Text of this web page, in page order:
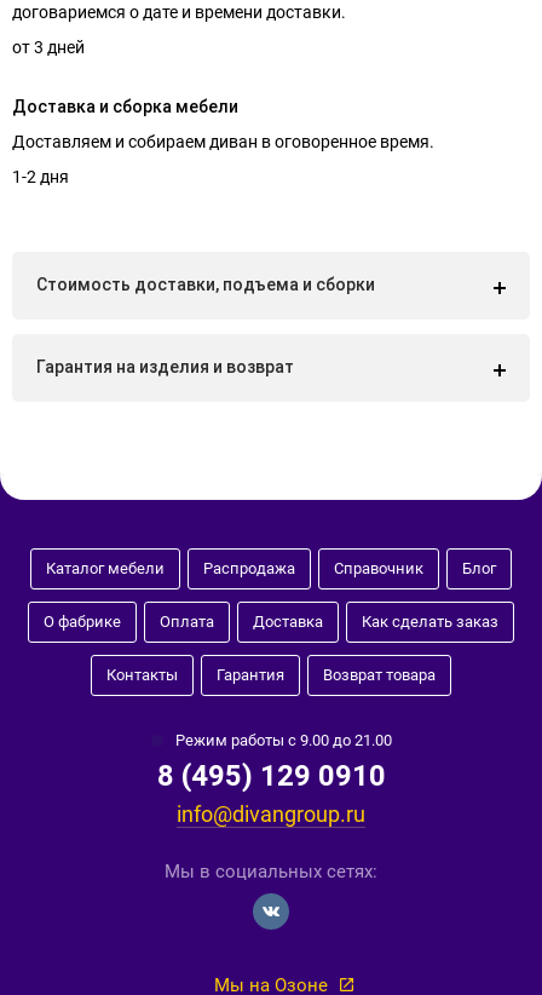
договариемся о дате и времени доставки.
от 3 дней
Доставка и сборка мебели
Доставляем и собираем диван в оговоренное время.
1-2 дня
Стоимость доставки, подъема и сборки
Гарантия на изделия и возврат
Каталог мебели Распродажа Справочник Блог
О фабрике Оплата Доставка Как сделать заказ
Контакты Гарантия Возврат товара
Режим работы с 9.00 до 21.00
8 (495) 129 0910
info@divangroup.ru
Мы в социальных сетях:
Мы на Озоне